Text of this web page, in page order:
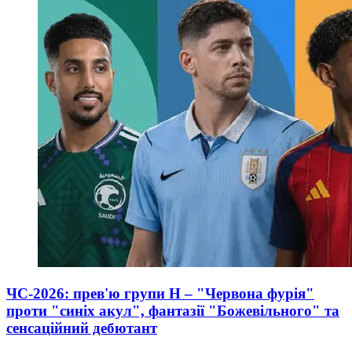
ЧС-2026: прев'ю групи Н – "Червона фурія"
проти "синіх акул", фантазії "Божевільного" та
сенсаційний дебютант